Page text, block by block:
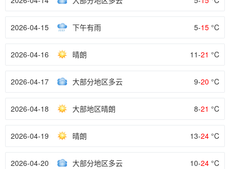
2026-04-15 下午有雨 5-15 °C
2026-04-16 晴朗 11-21 °C
2026-04-17 大部分地区多云 9-20 °C
2026-04-18 大部地区晴朗 8-21 °C
2026-04-19 晴朗 13-24 °C
2026-04-20 大部分地区多云 10-24 °C